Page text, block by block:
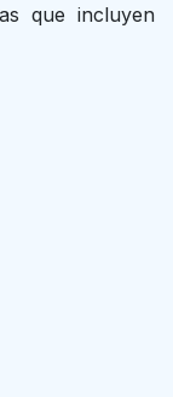
que incluyen